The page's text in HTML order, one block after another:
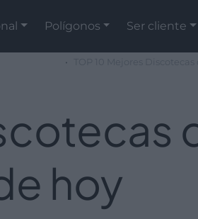
Polígonos Ser cliente
hoy